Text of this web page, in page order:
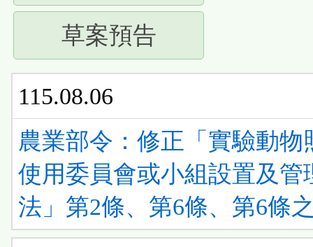
清
單)看
清
查
清
單)
按
ENTER
查
看
清
單)
草案預告(請
按
ENTER
查
看
清
115.08.06
農業部令：修正「實驗動物
使用委員會或小組設置及管
法」第2條、第6條、第6條